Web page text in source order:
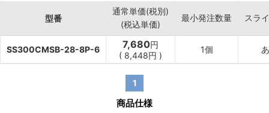
型番
通常単価(税別)
(税込単価)
最小発注数量 スラ
SS300CMSB-28-8P-6 7,680円
( 8,448円 )
1個
1
商品仕様